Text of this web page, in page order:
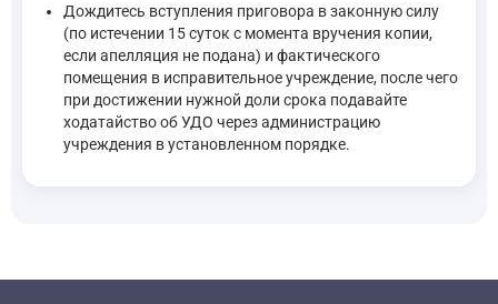
Дождитесь вступления приговора в законную силу
(по истечении 15 суток с момента вручения копии,
если апелляция не подана) и фактического
помещения в исправительное учреждение, после чего
при достижении нужной доли срока подавайте
ходатайство об УДО через администрацию
учреждения в установленном порядке.